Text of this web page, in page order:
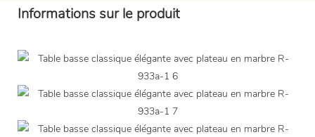
Informations sur le produit